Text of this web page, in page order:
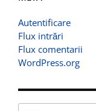
Autentificare
Flux intrări
Flux comentarii
WordPress.org